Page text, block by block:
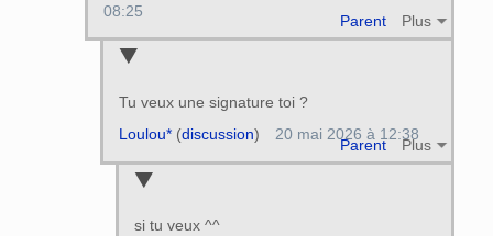
Parent Plus
08:25
Tu veux une signature toi ?
Parent Plus
Loulou*(discussion) 20 mai 2026 à 12:38
si tu veux ^^